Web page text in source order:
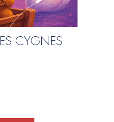
CYGNES